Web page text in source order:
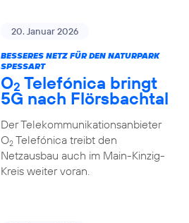
20. Januar 2026
BESSERES NETZ FÜR DEN NATURPARK
SPESSART
O2 Telefónica bringt
5G nach Flörsbachtal
Der Telekommunikationsanbieter
O2Telefónica treibt den
Netzausbau auch im Main-Kinzig-
Kreis weiter voran.